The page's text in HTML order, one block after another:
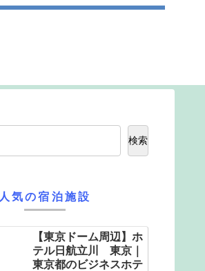
検索
人気の宿泊施設
【東京ドーム周辺】ホ
テル日航立川 東京｜
東京都のビジネスホテ